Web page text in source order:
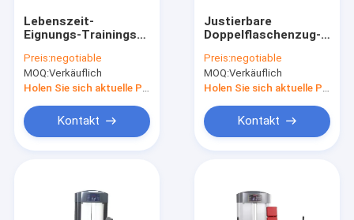
Turnhallenzusätze
Ausrüstung für die Matrixstärke
Multi Turnhallen-Ausrüstung
Handelstretmühle
Lebenszeit-
Eignungs-Trainings-
Dip Leg Raise Withs
Bosu Ball-Maschine
Preis:negotiable
MOQ:Verkäuflich
Holen Sie sich aktuelle Preis
Kontakt
Justierbare
Doppelflaschenzug-
Kreuzmaschine für
Handelsturnhalle
Preis:negotiable
MOQ:Verkäuflich
Holen Sie sich aktuelle Preis
Kontakt